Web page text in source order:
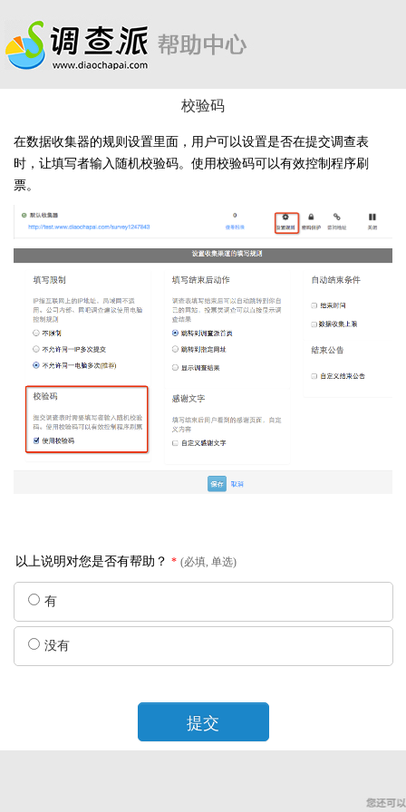
校验码
在数据收集器的规则设置里面，用户可以设置是否在提交调查表
时，让填写者输入随机校验码。使用校验码可以有效控制程序刷
票。
以上说明对您是否有帮助？ * (必填, 单选)
有
没有
提交